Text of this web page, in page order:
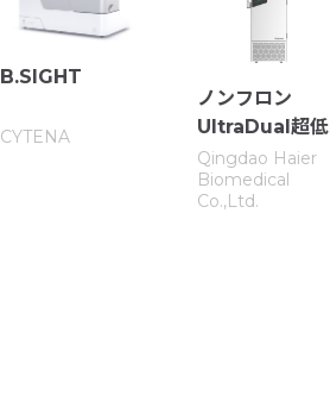
B.SIGHT
CYTENA
ノンフロン
UltraDual超低
温フリーザー
Qingdao Haier
Biomedical
Co.,Ltd.